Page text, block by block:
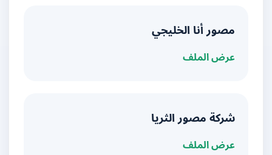
مصور أنا الخليجي
عرض الملف
شركة مصور الثريا
عرض الملف